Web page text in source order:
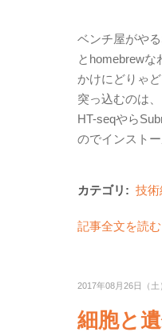
ベンチ屋がや
とhomebrew
かけにどりゃ
突っ込むのは
HT-seqやら
のでインストー
カテゴリ: 技術
記事全文を読む
2017年08月26日（土
細胞と